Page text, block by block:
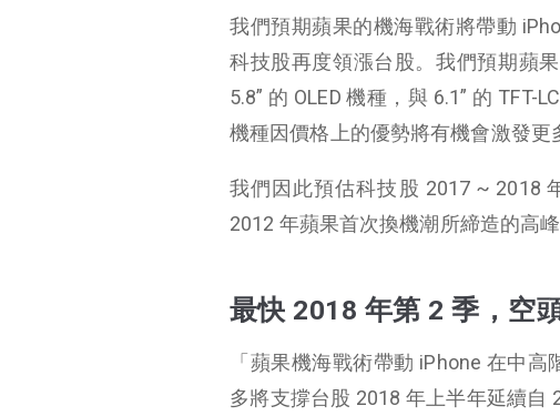
我們預期蘋果的機海戰術將帶動
科技股再度領漲台股。我們預期蘋
5.8” 的 OLED 機種，與 6.1” 的 TFT-
機種因價格上的優勢將有機會激發更
我們因此預估科技股 2017 ~ 2018
2012 年蘋果首次換機潮所締造的高
最快 2018 年第 2 季，空
「蘋果機海戰術帶動 iPhone 在中
多將支撐台股 2018 年上半年延續自